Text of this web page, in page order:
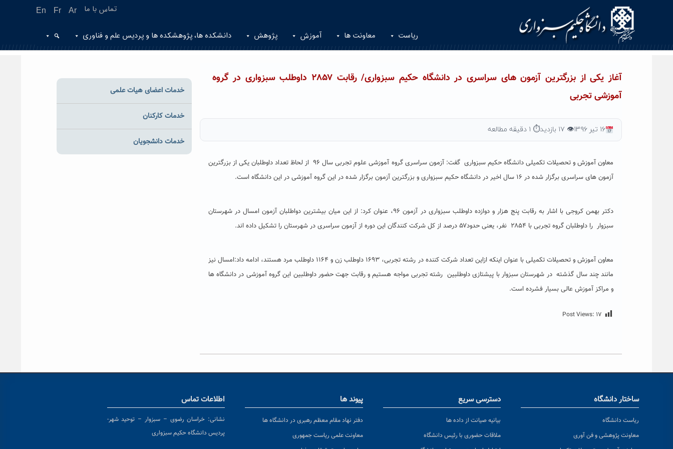
En Fr Ar تماس با ما
ریاست معاونت ها آموزش پژوهش دانشکده ها، پژوهشکده ها و پردیس علم و فناوری
آغاز یکی از بزرگترین آزمون های سراسری در دانشگاه حکیم سبزواری/ رقابت ۲۸۵۷ داوطلب سبزواری در گروه
آموزشی تجربی
۱۶ تیر ۱۳۹۶ 👁 ۱۷ بازدید ⏱ ۱ دقیقه مطالعه
معاون آموزش و تحصیلات تکمیلی دانشگاه حکیم سبزواری گفت: آزمون سراسری گروه آموزشی علوم تجربی سال ۹۶ از لحاظ تعداد داوطلبان یکی از بزرگترین
آزمون های سراسری برگزار شده در ۱۶ سال اخیر در دانشگاه حکیم سبزواری و بزرگترین آزمون برگزار شده در این گروه آموزشی در این دانشگاه است.
دکتر بهمن کروجی با اشار به رقابت پنج هزار و دوازده داوطلب سبزواری در آزمون ۹۶، عنوان کرد: از این میان بیشترین دواطلبان آزمون امسال در شهرستان
سبزوار را داوطلبان گروه تجربی با ۲۸۵۴ نفر، یعنی حدود۵۷ درصد از کل شرکت کنندگان این دوره از آزمون سراسری در شهرستان را تشکیل داده اند.
معاون آموزش و تحصیلات تکمیلی با عنوان اینکه ازاین تعداد شرکت کننده در رشته تجربی، ۱۶۹۳ داوطلب زن و ۱۱۶۴ داوطلب مرد هستند، ادامه داد:امسال نیز
مانند چند سال گذشته در شهرستان سبزوار با پیشتازی داوطلبین رشته تجربی مواجه هستیم و رقابت جهت حضور داوطلبین این گروه آموزشی در دانشگاه ها
و مراکز آموزش عالی بسیار فشرده است.
Post Views: ۱۷
خدمات اعضای هیات علمی
خدمات کارکنان
خدمات دانشجویان
ساختار دانشگاه
ریاست دانشگاه
معاونت پژوهشی و فن آوری
دسترسی سریع
بیانیه صیانت از داده ها
ملاقات حضوری با رئیس دانشگاه
پیوند ها
دفتر نهاد مقام معظم رهبری در دانشگاه ها
معاونت علمی ریاست جمهوری
اطلاعات تماس
نشانی: خراسان رضوی – سبزوار – توحید شهر-
پردیس دانشگاه حکیم سبزواری